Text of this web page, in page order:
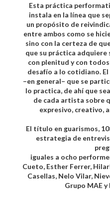
Esta práctica
instala en la línea que
un propósito de
entre ambos como se
sino con la certeza de
que su práctica
con plenitud y con
desafío a lo cotidiano.
–en general– que se
lo practica, de ahí que
de cada artista sobre
expresivo, creativo,
El título en guarismos,
estrategia de
iguales a ocho
Cueto, Esther Ferrer,
Casellas, Nelo Vilar,
Grupo MAE